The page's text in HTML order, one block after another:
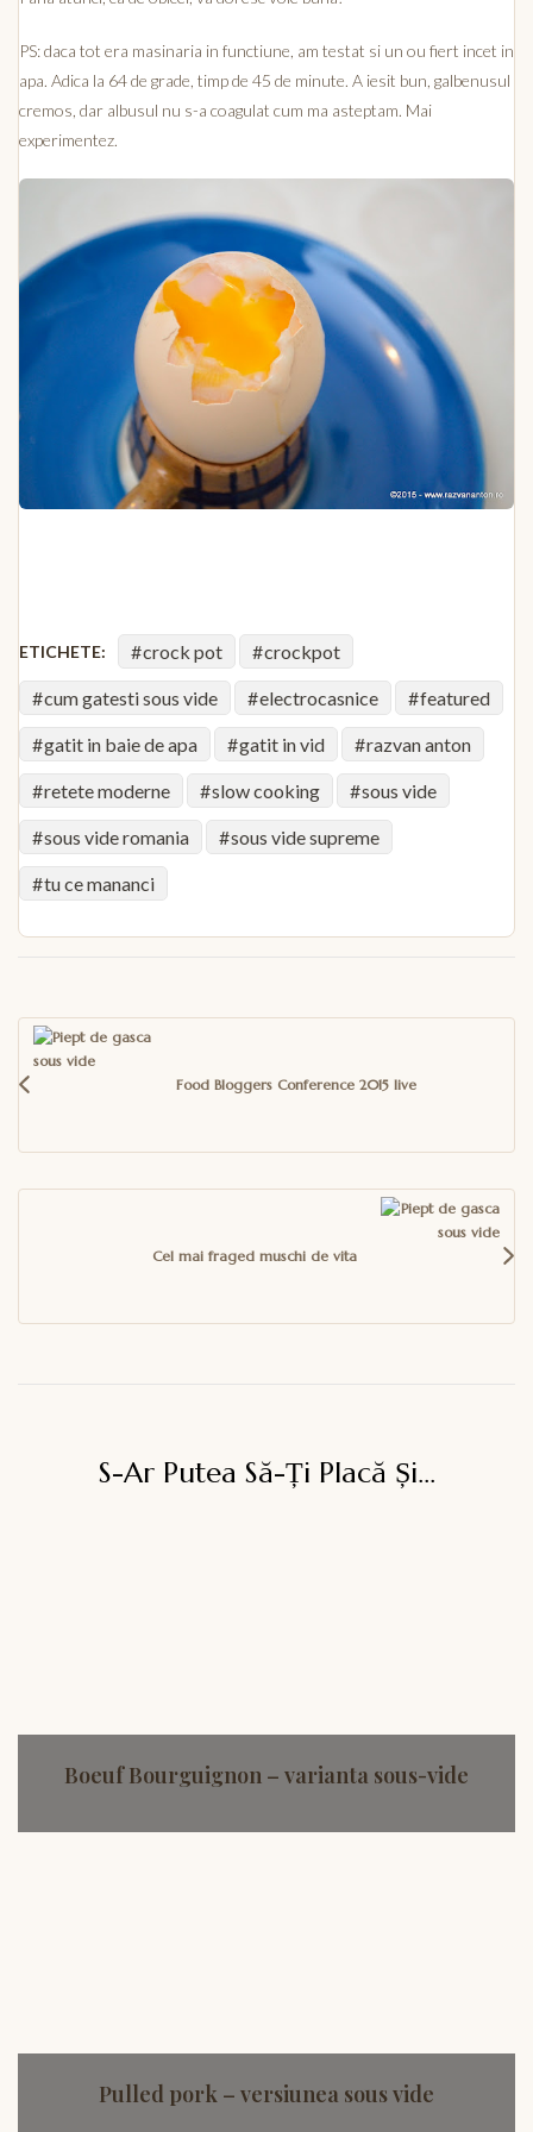
PS: daca tot era masinaria in functiune, am testat si un ou fiert incet in
apa. Adica la 64 de grade, timp de 45 de minute. A iesit bun, galbenusul
cremos, dar albusul nu s-a coagulat cum ma asteptam. Mai
experimentez.
ETICHETE: crock pot crockpot
cum gatesti sous vide electrocasnice featured
gatit in baie de apa gatit in vid razvan anton
retete moderne slow cooking sous vide
sous vide romania sous vide supreme
tu ce mananci
în
articole
Food Bloggers Conference 2015 live
Cel mai fraged muschi de vita
S-Ar Putea Să-Ți Placă Și...
Boeuf Bourguignon – varianta sous-vide
Pulled pork – versiunea sous vide